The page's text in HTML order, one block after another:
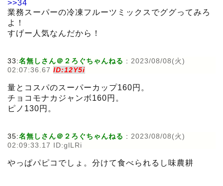
>>34
業務スーパーの冷凍フルーツミックスでググってみろ
よ！
すげー人気なんだから！
33:名無しさん＠２ろぐちゃんねる : 2023/08/08(火)
02:07:36.67 ID:12Y5i
量とコスパのスーパーカップ160円。
チョコモナカジャンボ160円。
ピノ130円。
35:名無しさん＠２ろぐちゃんねる : 2023/08/08(火)
02:09:33.17 ID:glLRi
やっぱパピコでしょ。分けて食べられるし味農耕